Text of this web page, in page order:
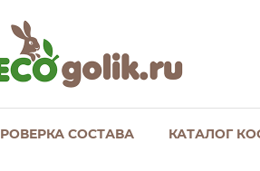
СОСТАВА КАТАЛОГ